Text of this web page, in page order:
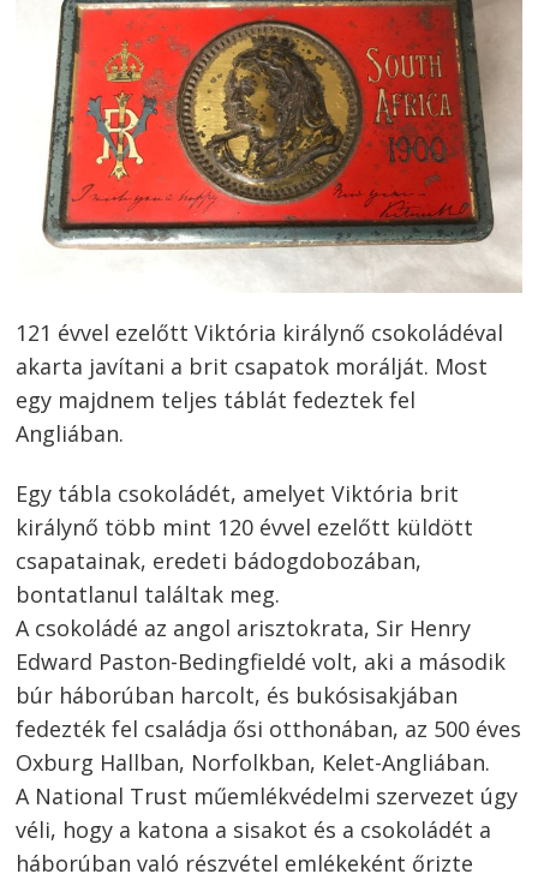
121 évvel ezelőtt Viktória királynő csokoládéval
akarta javítani a brit csapatok morálját. Most
egy majdnem teljes táblát fedeztek fel
Angliában.
Egy tábla csokoládét, amelyet Viktória brit
királynő több mint 120 évvel ezelőtt küldött
csapatainak, eredeti bádogdobozában,
bontatlanul találtak meg.
A csokoládé az angol arisztokrata, Sir Henry
Edward Paston-Bedingfieldé volt, aki a második
búr háborúban harcolt, és bukósisakjában
fedezték fel családja ősi otthonában, az 500 éves
Oxburg Hallban, Norfolkban, Kelet-Angliában.
A National Trust műemlékvédelmi szervezet úgy
véli, hogy a katona a sisakot és a csokoládét a
háborúban való részvétel emlékeként őrizte